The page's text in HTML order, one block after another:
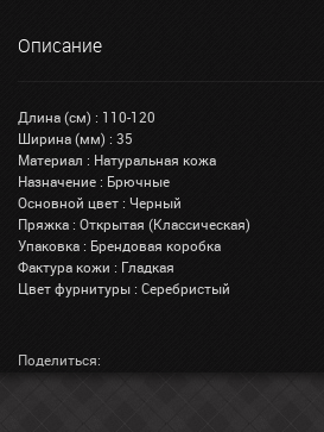
Описание
Длина (см) : 110-120
Ширина (мм) : 35
Материал : Натуральная кожа
Назначение : Брючные
Основной цвет : Черный
Пряжка : Открытая (Классическая)
Упаковка : Брендовая коробка
Фактура кожи : Гладкая
Цвет фурнитуры : Серебристый
Поделиться: